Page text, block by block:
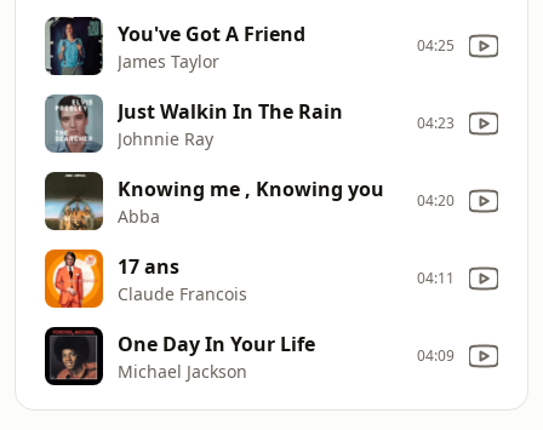
You've Got A Friend
James Taylor
04:25
Just Walkin In The Rain
Johnnie Ray
04:23
Knowing me , Knowing you
Abba
04:20
17 ans
Claude Francois
04:11
One Day In Your Life
Michael Jackson
04:09